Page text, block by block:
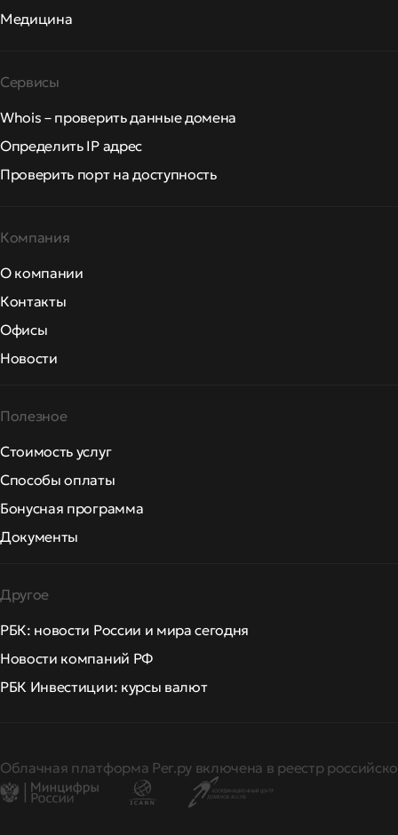
Медицина
Сервисы
Whois – проверить данные домена
Определить IP адрес
Проверить порт на доступность
Компания
О компании
Контакты
Офисы
Новости
Полезное
Стоимость услуг
Способы оплаты
Бонусная программа
Документы
Другое
РБК: новости России и мира сегодня
Новости компаний РФ
РБК Инвестиции: курсы валют
Облачная платформа Рег.ру включена в реестр